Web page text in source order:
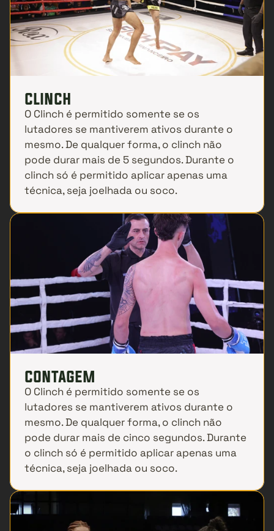
clinch
O Clinch é permitido somente se os
lutadores se mantiverem ativos durante o
mesmo. De qualquer forma, o clinch não
pode durar mais de 5 segundos. Durante o
clinch só é permitido aplicar apenas uma
técnica, seja joelhada ou soco.
contagem
O Clinch é permitido somente se os
lutadores se mantiverem ativos durante o
mesmo. De qualquer forma, o clinch não
pode durar mais de cinco segundos. Durante
o clinch só é permitido aplicar apenas uma
técnica, seja joelhada ou soco.